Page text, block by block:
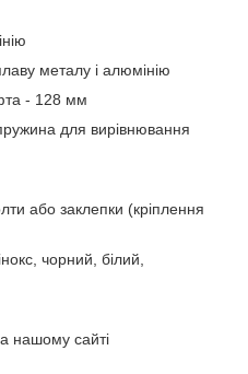
металу і алюмінію
- 128 мм
для вирівнювання
або заклепки (кріплення
чорний, білий,
нашому сайті